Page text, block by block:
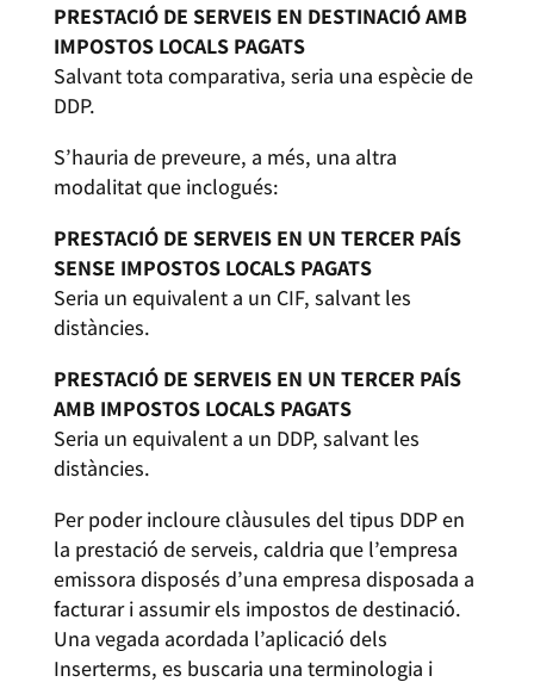
PRESTACIÓ DE SERVEIS EN DESTINACIÓ AMB
IMPOSTOS LOCALS PAGATS
Salvant tota comparativa, seria una espècie de
DDP.
S’hauria de preveure, a més, una altra
modalitat que inclogués:
PRESTACIÓ DE SERVEIS EN UN TERCER PAÍS
SENSE IMPOSTOS LOCALS PAGATS
Seria un equivalent a un CIF, salvant les
distàncies.
PRESTACIÓ DE SERVEIS EN UN TERCER PAÍS
AMB IMPOSTOS LOCALS PAGATS
Seria un equivalent a un DDP, salvant les
distàncies.
Per poder incloure clàusules del tipus DDP en
la prestació de serveis, caldria que l’empresa
emissora disposés d’una empresa disposada a
facturar i assumir els impostos de destinació.
Una vegada acordada l’aplicació dels
Inserterms, es buscaria una terminologia i